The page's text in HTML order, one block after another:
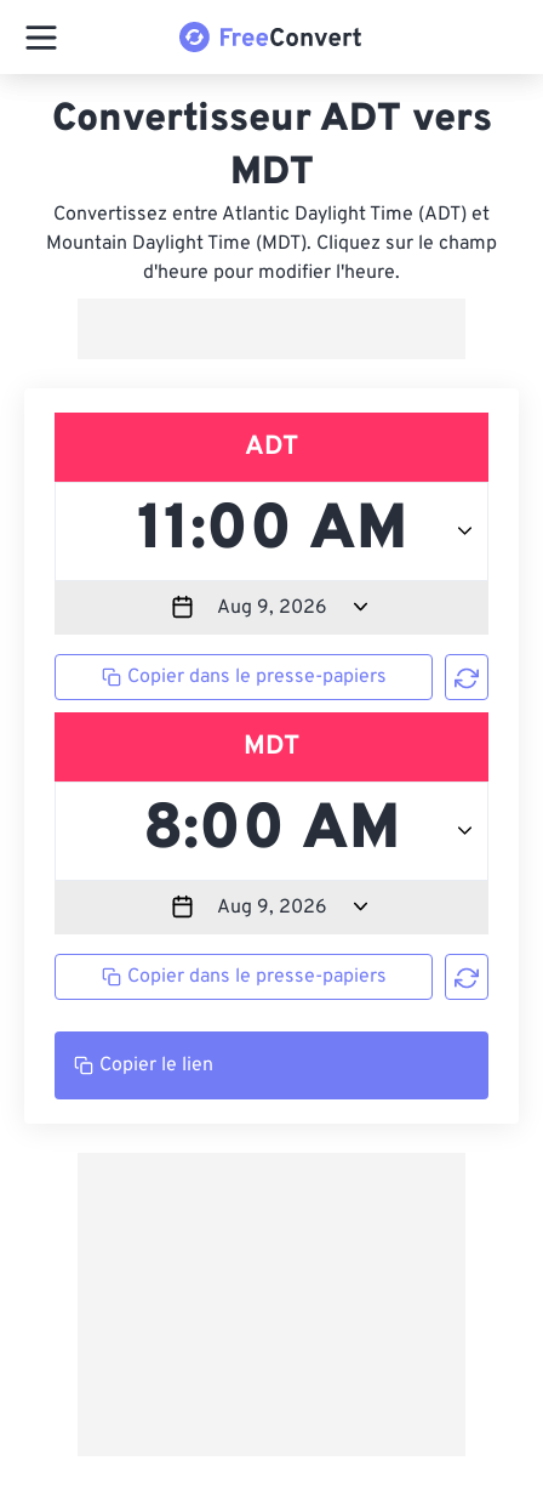
Convertisseur ADT vers
MDT
Convertissez entre Atlantic Daylight Time (ADT) et
Mountain Daylight Time (MDT). Cliquez sur le champ
d'heure pour modifier l'heure.
ADT
Copier dans le presse-papiers
MDT
Copier dans le presse-papiers
Copier le lien